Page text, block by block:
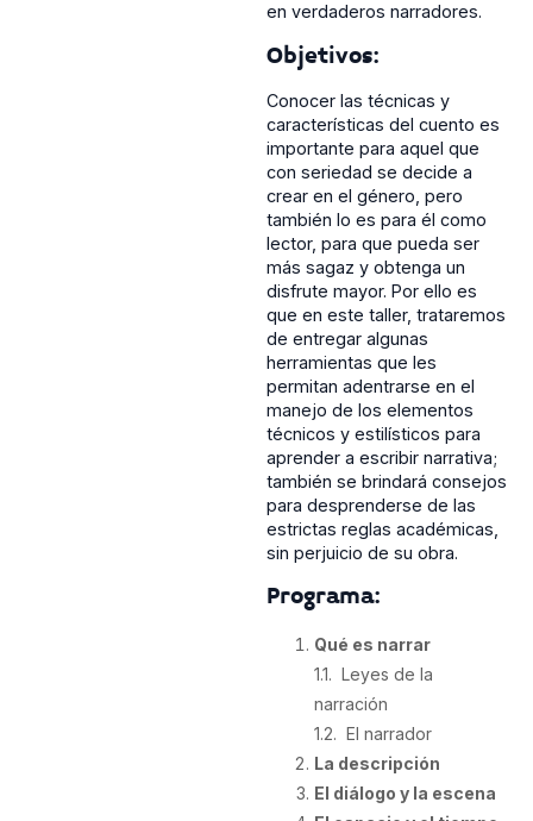
en verdaderos narradores.
Objetivos:
Conocer las técnicas y
características del cuento es
importante para aquel que
con seriedad se decide a
crear en el género, pero
también lo es para él como
lector, para que pueda ser
más sagaz y obtenga un
disfrute mayor. Por ello es
que en este taller, trataremos
de entregar algunas
herramientas que les
permitan adentrarse en el
manejo de los elementos
técnicos y estilísticos para
aprender a escribir narrativa;
también se brindará consejos
para desprenderse de las
estrictas reglas académicas,
sin perjuicio de su obra.
Programa:
Qué es narrar
1.1. Leyes de la
narración
1.2. El narrador
La descripción
El diálogo y la escena